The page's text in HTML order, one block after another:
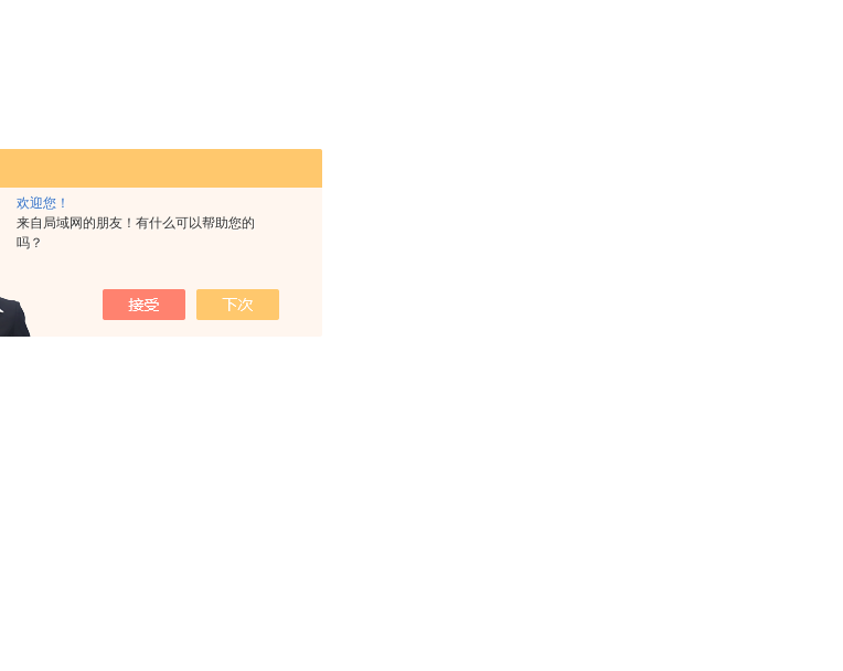
欢迎您！
来自局域网的朋友！有什么可以帮助您的
吗？